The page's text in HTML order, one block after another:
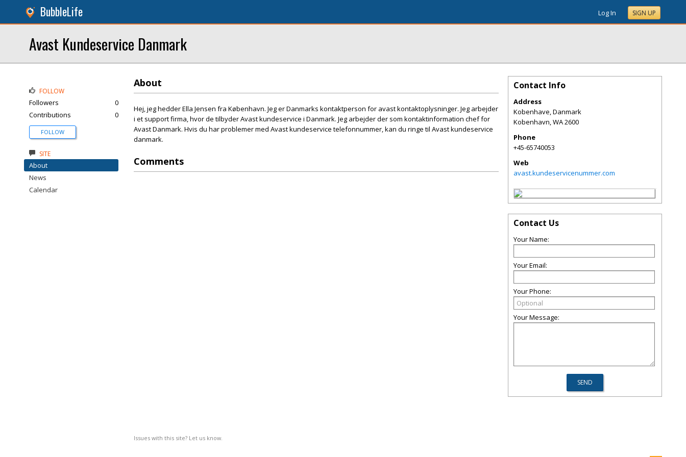
BubbleLife Log In SIGN UP
Avast Kundeservice Danmark
About
Hej, jeg hedder Ella Jensen fra København. Jeg er Danmarks kontaktperson for avast kontaktoplysninger. Jeg arbejder
i et support firma, hvor de tilbyder Avast kundeservice i Danmark. Jeg arbejder der som kontaktinformation chef for
Avast Danmark. Hvis du har problemer med Avast kundeservice telefonnummer, kan du ringe til Avast kundeservice
danmark.
Comments
Issues with this site? Let us know.
FOLLOW
Followers
0
Contributions
0
FOLLOW
SITE
About
News
Calendar
Contact Info
Address
Kobenhave, Danmark
Kobenhavn,WA2600
Phone
+45-65740053
Web
avast.kundeservicenummer.com
Contact Us
Your Name:
Your Email:
Your Phone:
Your Message: